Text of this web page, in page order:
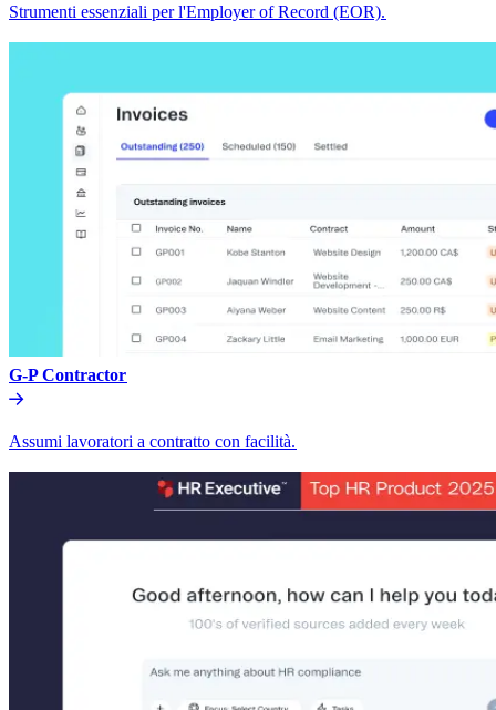
Strumenti essenziali per l'Employer of Record (EOR).​​
G-P Contractor​​
Assumi lavoratori a contratto con facilità.​​